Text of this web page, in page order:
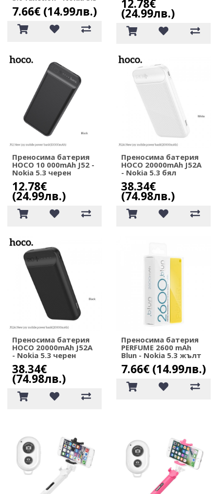
7.66€ (14.99лв.) 12.78€
(24.99лв.)
Преносима батерия
HOCO 10 000mAh J52 -
Nokia 5.3 черен
12.78€
(24.99лв.)
Преносима батерия
HOCO 20000mAh J52A
- Nokia 5.3 бял
38.34€
(74.98лв.)
Преносима батерия
HOCO 20000mAh J52A
- Nokia 5.3 черен
38.34€
(74.98лв.)
Преносима батерия
PERFUME 2600 mAh
Blun - Nokia 5.3 жълт
7.66€ (14.99лв.)